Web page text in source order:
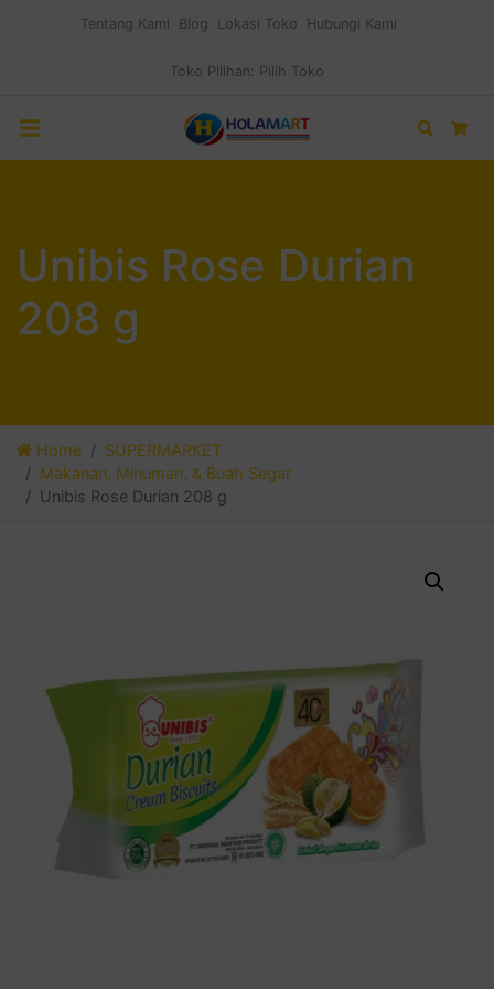
Tentang Kami Blog Lokasi Toko Hubungi Kami
Toko Pilihan: Pilih Toko
Search
Unibis Rose Durian
208 g
Home
SUPERMARKET
Makanan, Minuman, & Buah Segar
Unibis Rose Durian 208 g